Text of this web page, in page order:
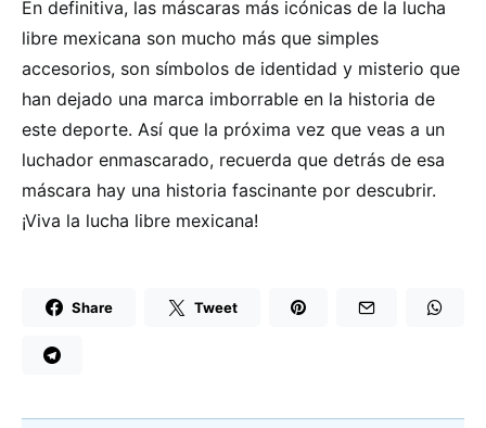
En definitiva, las máscaras más icónicas de la lucha
libre mexicana son mucho más que simples
accesorios, son símbolos de identidad y misterio que
han dejado una marca imborrable en la historia de
este deporte. Así que la próxima vez que veas a un
luchador enmascarado, recuerda que detrás de esa
máscara hay una historia fascinante por descubrir.
¡Viva la lucha libre mexicana!
Share Tweet